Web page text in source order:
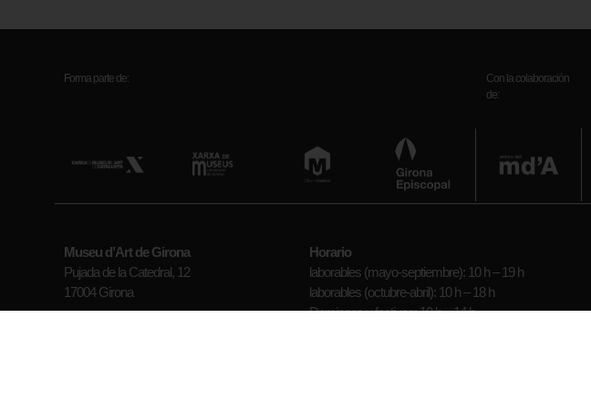
Forma parte de:
Con la colaboración
de:
Museu d’Art de Girona
Pujada de la Catedral, 12
17004 Girona
Horario
laborables (mayo-septiembre): 10 h – 19 h
laborables (octubre-abril): 10 h – 18 h
Domingos y festivos: 10 h – 14 h